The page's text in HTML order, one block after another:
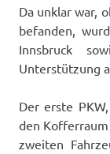
Da unklar war,
befanden,
Innsbruck
Unterstützung
Der erste
den
zweiten